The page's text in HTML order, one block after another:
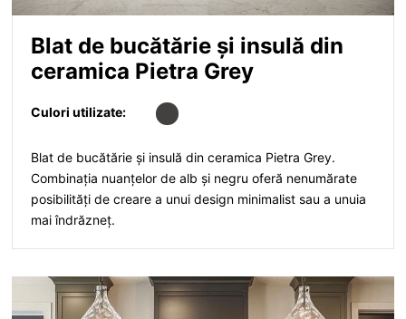
Blat de bucătărie și insulă din
ceramica Pietra Grey
Culori utilizate:
Blat de bucătărie și insulă din ceramica Pietra Grey.
Combinația nuanțelor de alb și negru oferă nenumărate
posibilități de creare a unui design minimalist sau a unuia
mai îndrăzneț.